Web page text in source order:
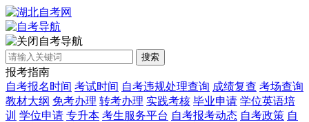
自考导航
搜索
报考指南
自考报名时间 考试时间 自考违规处理查询 成绩复查 考场查询
教材大纲 免考办理 转考办理 实践考核 毕业申请 学位英语培
训 学位申请 专升本 考生服务平台 自考报考动态 自考政策 自